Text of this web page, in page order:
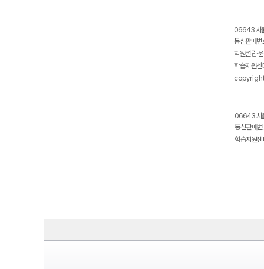
06643 서
통신판매
학원설립·
학습지원
06643 서
통신판매
학습지원